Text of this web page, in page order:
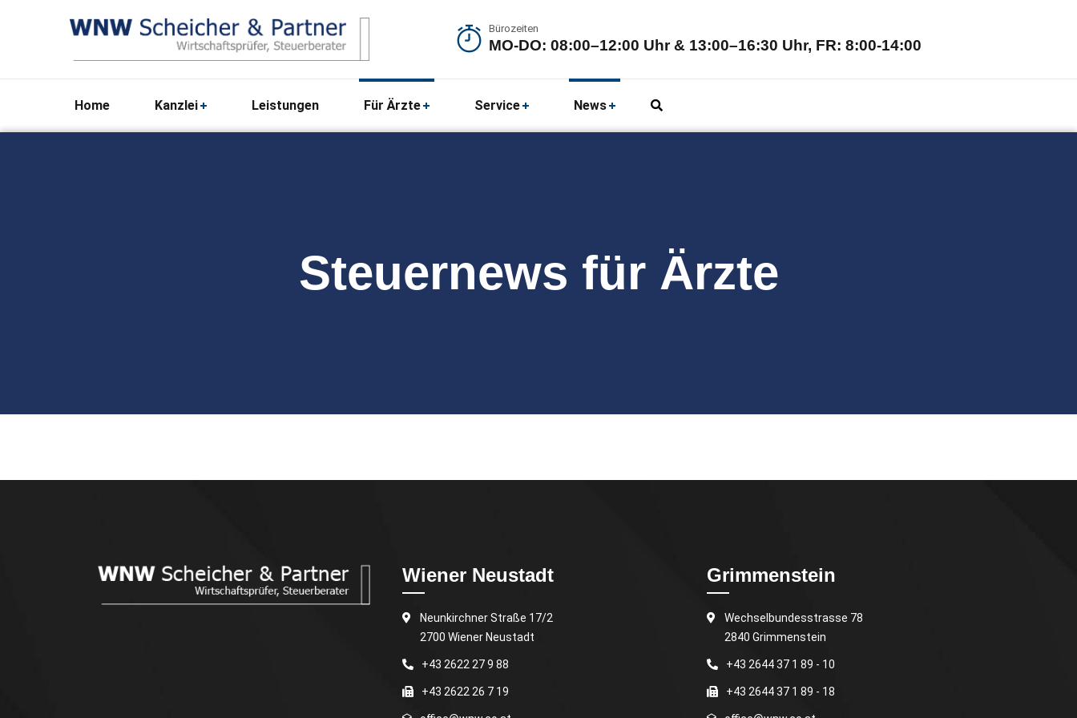
Bürozeiten
MO-DO: 08:00–12:00 Uhr & 13:00–16:30 Uhr, FR: 8:00-14:00
Home Kanzlei Leistungen Für Ärzte Service News
Steuernews für Ärzte
Wiener Neustadt
Neunkirchner Straße 17/2
2700 Wiener Neustadt
+43 2622 27 9 88
+43 2622 26 7 19
Grimmenstein
Wechselbundesstrasse 78
2840 Grimmenstein
+43 2644 37 1 89 - 10
+43 2644 37 1 89 - 18